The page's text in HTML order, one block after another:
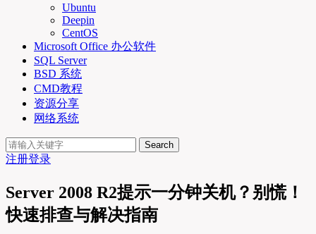
Ubuntu
Deepin
CentOS
Microsoft Office 办公软件
SQL Server
BSD 系统
CMD教程
资源分享
网络系统
Search
注册登录
Server 2008 R2提示一分钟关机？别慌！
快速排查与解决指南